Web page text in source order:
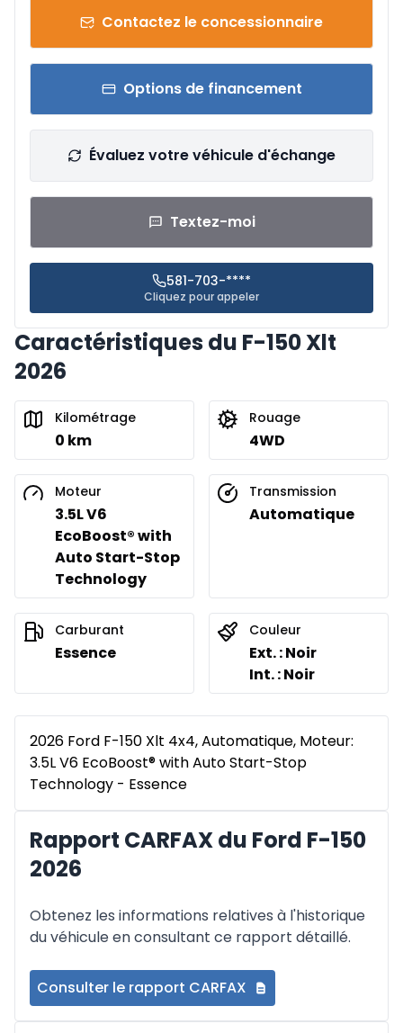
Contactez le concessionnaire
Options de financement
Évaluez votre véhicule d'échange
Textez-moi
581-703-****
Cliquez pour appeler
Caractéristiques du F-150 Xlt
2026
Kilométrage
0 km
Rouage
4WD
Moteur
3.5L V6
EcoBoost® with
Auto Start-Stop
Technology
Transmission
Automatique
Carburant
Essence
Couleur
Ext. : Noir
Int. : Noir
2026 Ford F-150 Xlt 4x4, Automatique, Moteur:
3.5L V6 EcoBoost® with Auto Start-Stop
Technology - Essence
Rapport CARFAX du Ford F-150
2026
Obtenez les informations relatives à l'historique
du véhicule en consultant ce rapport détaillé.
Consulter le rapport CARFAX